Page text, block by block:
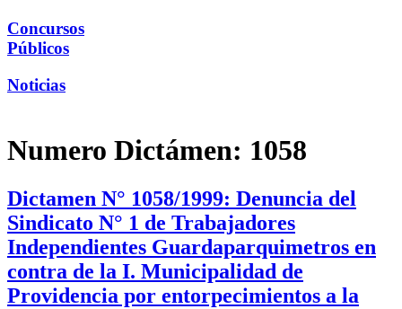
Concursos
Públicos
Noticias
Numero Dictámen: 1058
Dictamen N° 1058/1999: Denuncia del
Sindicato N° 1 de Trabajadores
Independientes Guardaparquimetros en
contra de la I. Municipalidad de
Providencia por entorpecimientos a la